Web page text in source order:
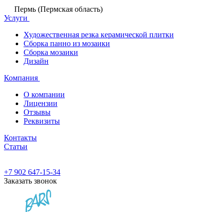
Пермь (Пермская область)
Услуги
Художественная резка керамической плитки
Сборка панно из мозаики
Сборка мозаики
Дизайн
Компания
О компании
Лицензии
Отзывы
Реквизиты
Контакты
Статьи
+7 902 647-15-34
Заказать звонок